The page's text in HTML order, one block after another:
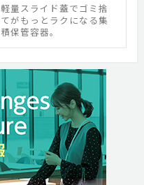
軽量スライド蓋でゴミ捨
てがもっとラクになる集
積保管容器。